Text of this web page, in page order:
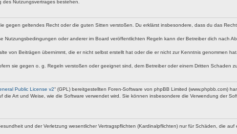
Nutzungsvertrages bestehen.
gegen geltendes Recht oder die guten Sitten verstoßen. Du erklärst insbesondere, dass du das
Nutzungsbedingungen oder anderer im Board veröffentlichten Regeln kann der Betreiber dich nach
von Beiträgen übernimmt, die er nicht selbst erstellt hat oder die er nicht zur Kenntnis genommen
sie gegen o. g. Regeln verstoßen oder geeignet sind, dem Betreiber oder einem Dritten Schaden
Public License v2“ (GPL) bereitgestellten Foren-Software von phpBB Limited (www.phpbb.com)
Art und Weise, wie die Software verwendet wird. Sie können insbesondere die Verwendung der
und der Verletzung wesentlicher Vertragspflichten (Kardinalpflichten) nur für Schäden, die